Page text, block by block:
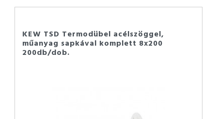
KEW TSD Termodübel acélszöggel,
műanyag sapkával komplett 8x200
200db/dob.